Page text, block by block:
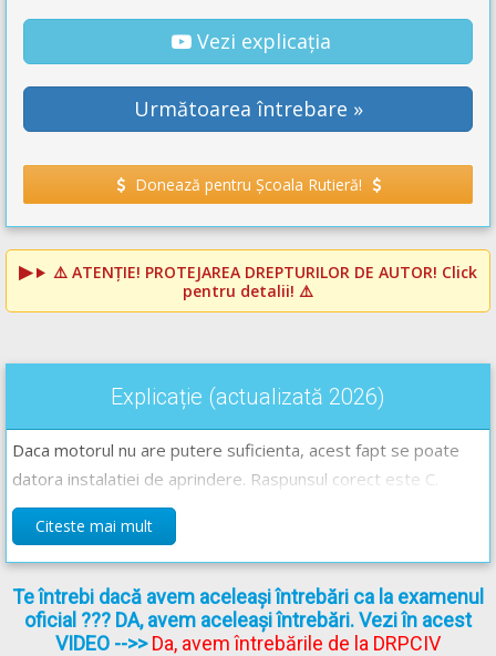
Vezi explicația
Următoarea întrebare »
Donează pentru Școala Rutieră!
⚠️ ATENȚIE! PROTEJAREA DREPTURILOR DE AUTOR! Click
pentru detalii! ⚠️
Explicație (actualizată 2026)
Daca motorul nu are putere suficienta, acest fapt se poate
datora instalatiei de aprindere. Raspunsul corect este C.
Citeste mai mult
Te întrebi dacă avem aceleași întrebări ca la examenul
oficial ??? DA, avem aceleași întrebări. Vezi în acest
VIDEO -->>Da, avem întrebările de la DRPCIV